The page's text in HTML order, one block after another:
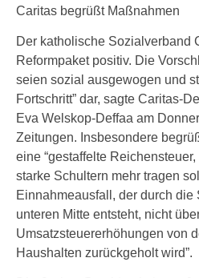
Caritas begrüßt Maßnahmen
Der katholische Sozialverband
Reformpaket positiv. Die
seien sozial ausgewogen und
Fortschritt” dar, sagte Caritas-
Eva Welskop-Deffaa am
Zeitungen. Insbesondere
eine “gestaffelte
starke Schultern mehr tragen
Einnahmeausfall, der durch die
unteren Mitte entsteht, nicht
Umsatzsteuererhöhungen von
Haushalten zurückgeholt wird”.